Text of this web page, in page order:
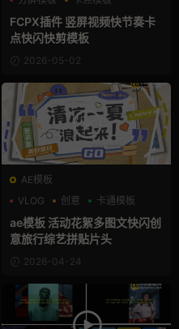
快剪模板
FCPX插件 竖屏视频快节奏卡
点快闪快剪模板
2026-05-02
AE模板
VLOG
创意 卡通模板
ae模板 活动花絮多图文快闪创
意旅行综艺拼贴片头
2026-04-24